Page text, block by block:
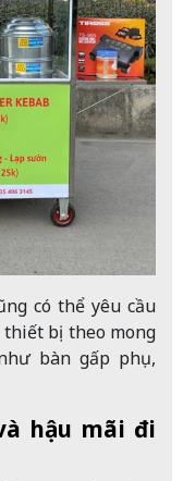
có thể yêu cầu
bị theo mong
bàn gấp phụ,
hậu mãi đi